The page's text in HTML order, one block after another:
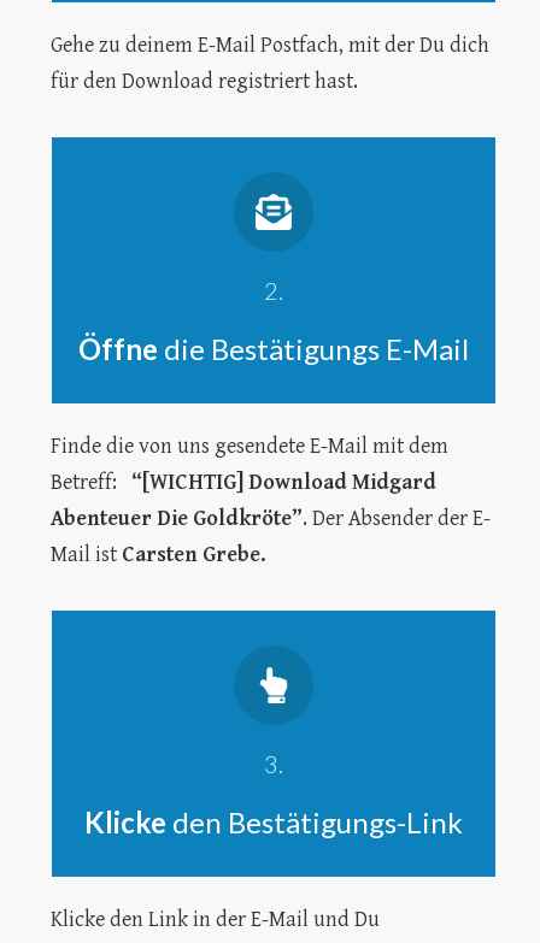
Gehe zu deinem E-Mail Postfach, mit der Du dich
für den Download registriert hast.
2.
Öffne die Bestätigungs E-Mail
Finde die von uns gesendete E-Mail mit dem
Betreff: “[WICHTIG] Download Midgard
Abenteuer Die Goldkröte”. Der Absender der E-
Mail ist Carsten Grebe.
3.
Klicke den Bestätigungs-Link
Klicke den Link in der E-Mail und Du